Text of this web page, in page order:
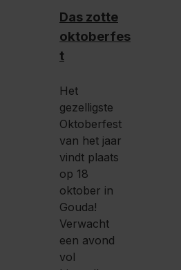
Das zotte
oktoberfes
t
Het
gezelligste
Oktoberfest
van het jaar
vindt plaats
op 18
oktober in
Gouda!
Verwacht
een avond
vol